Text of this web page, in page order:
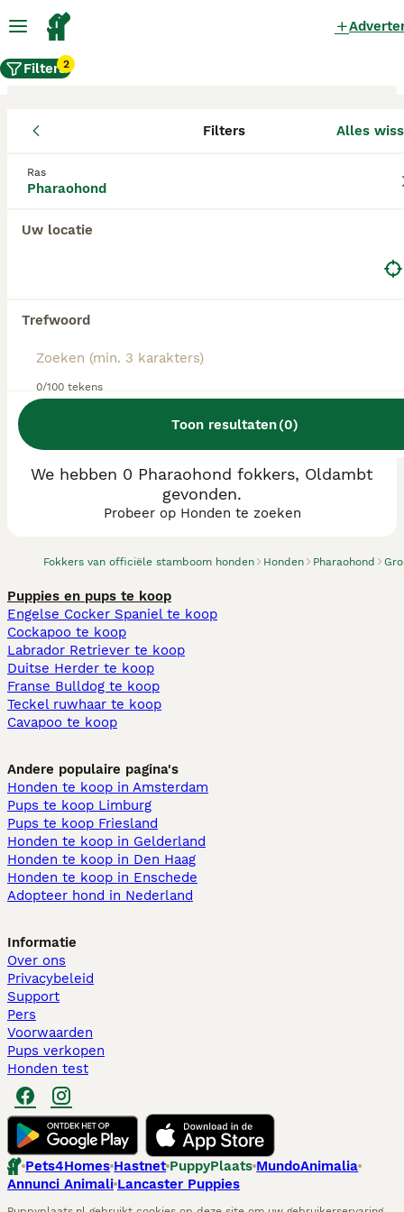
Filters2
Filters Alles
Ras
Pharaohond
Uw locatie
Trefwoord
0/100 tekens
Toon resultaten(0)
Fokkers van officiële stamboom honden Honden Pharaohond
Pharaohond Fokkers in deze lijst hebben een
Beheer bij ons aangeleverd, en fokken pups met
We hebben 0 Pharaohond fokkers, Oldambt
gevonden.
Probeer op Honden te zoeken
Puppies en pups te koop
Engelse Cocker Spaniel te koop
Cockapoo te koop
Labrador Retriever te koop
Duitse Herder te koop
Franse Bulldog te koop
Teckel ruwhaar te koop
Cavapoo te koop
Andere populaire pagina's
Honden te koop in Amsterdam
Pups te koop Limburg​
Pups te koop Friesland​
Honden te koop in Gelderland
Honden te koop in Den Haag
Honden te koop in Enschede
Adopteer hond in Nederland
Informatie
Over ons
Privacybeleid
Support
Pers
Voorwaarden
Pups verkopen
Honden test
Pets4Homes Hastnet PuppyPlaats MundoAnimalia
Annunci Animali Lancaster Puppies